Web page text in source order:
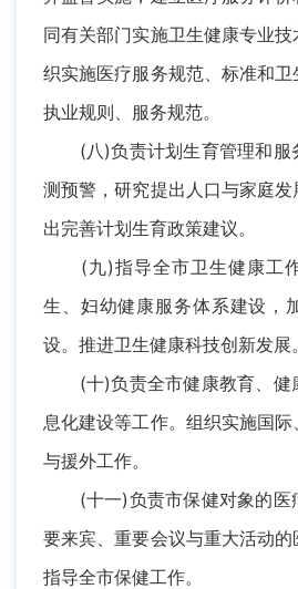
同有关部门实施卫生健康专业
织实施医疗服务规范、标准和
执业规则、服务规范。
(八)负责计划生育管理和服
测预警，研究提出人口与家庭
出完善计划生育政策建议。
(九)指导全市卫生健康工作
生、妇幼健康服务体系建设，
设。推进卫生健康科技创新发展。
(十)负责全市健康教育、健
息化建设等工作。组织实施国
与援外工作。
(十一)负责市保健对象的医
要来宾、重要会议与重大活动的
指导全市保健工作。